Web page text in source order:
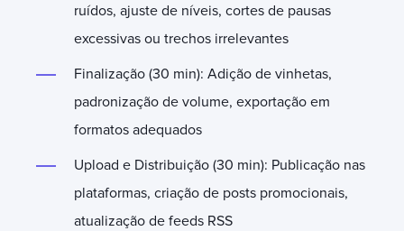
ruídos, ajuste de níveis, cortes de pausas
excessivas ou trechos irrelevantes
Finalização (30 min): Adição de vinhetas,
padronização de volume, exportação em
formatos adequados
Upload e Distribuição (30 min): Publicação nas
plataformas, criação de posts promocionais,
atualização de feeds RSS